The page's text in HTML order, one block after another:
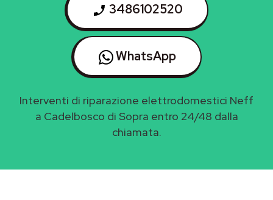
3486102520
WhatsApp
Interventi di riparazione elettrodomestici Neff
a Cadelbosco di Sopra entro 24/48 dalla
chiamata.